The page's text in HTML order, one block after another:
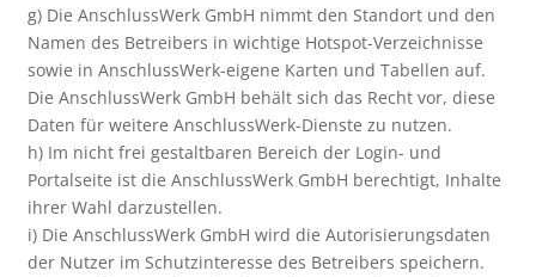
g) Die AnschlussWerk GmbH nimmt den Standort und den
Namen des Betreibers in wichtige Hotspot-Verzeichnisse
sowie in AnschlussWerk-eigene Karten und Tabellen auf.
Die AnschlussWerk GmbH behält sich das Recht vor, diese
Daten für weitere AnschlussWerk-Dienste zu nutzen.
h) Im nicht frei gestaltbaren Bereich der Login- und
Portalseite ist die AnschlussWerk GmbH berechtigt, Inhalte
ihrer Wahl darzustellen.
i) Die AnschlussWerk GmbH wird die Autorisierungsdaten
der Nutzer im Schutzinteresse des Betreibers speichern.